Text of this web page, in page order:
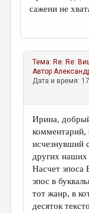
сажени не
Тема: Re: Re:
Автор
Дата и время:
Ирина,
комментарий,
исчезнувший
других наших
Насчет эпоса
эпос в
тот жанр, в
десяток